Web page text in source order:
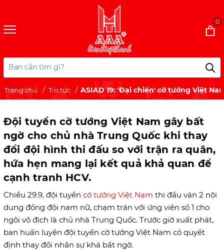
0
Trang chủ Tin tức ASIAD 19: 'Đại chiến' cờ tướng Việt
Đội tuyển cờ tướng Việt Nam gây bất
ngờ cho chủ nhà Trung Quốc khi thay
đổi đội hình thi đấu so với trận ra quân,
hứa hẹn mang lại kết quả khả quan để
cạnh tranh HCV.
Chiều 29.9, đội tuyển cờ tướng Việt Nam thi đấu ván 2 nội
dung đồng đội nam nữ, chạm trán với ứng viên số 1 cho
ngôi vô địch là chủ nhà Trung Quốc. Trước giờ xuất phát,
ban huấn luyện đội tuyển cờ tướng Việt Nam có quyết
định thay đổi nhân sự khá bất ngờ.